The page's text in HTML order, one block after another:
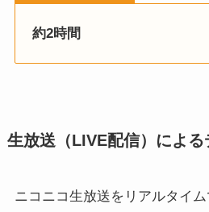
約2時間
生放送（LIVE配信）によ
ニコニコ生放送をリアルタイ